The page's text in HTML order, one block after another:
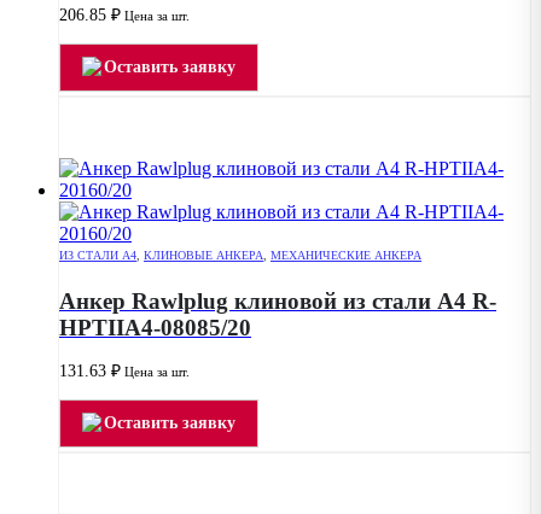
206.85 ₽ Цена за шт.
Оставить заявку
ИЗ СТАЛИ А4 КЛИНОВЫЕ АНКЕРА МЕХАНИЧЕСКИЕ АНКЕРА
Анкер Rawlplug клиновой из стали А4 R-
HPTIIA4-08085/20
131.63 ₽ Цена за шт.
Оставить заявку